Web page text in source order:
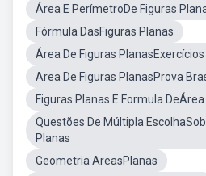
Área E PerímetroDe Figuras
Fórmula DasFiguras Planas
Área De Figuras
Area De Figuras PlanasProva
Figuras Planas E Formula
Questões De Múltipla
Planas
Geometria AreasPlanas